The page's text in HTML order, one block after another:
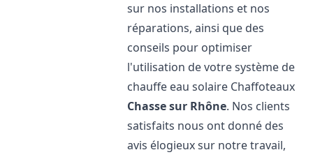
sur nos installations et nos
réparations, ainsi que des
conseils pour optimiser
l'utilisation de votre système de
chauffe eau solaire Chaffoteaux
Chasse sur Rhône. Nos clients
satisfaits nous ont donné des
avis élogieux sur notre travail,